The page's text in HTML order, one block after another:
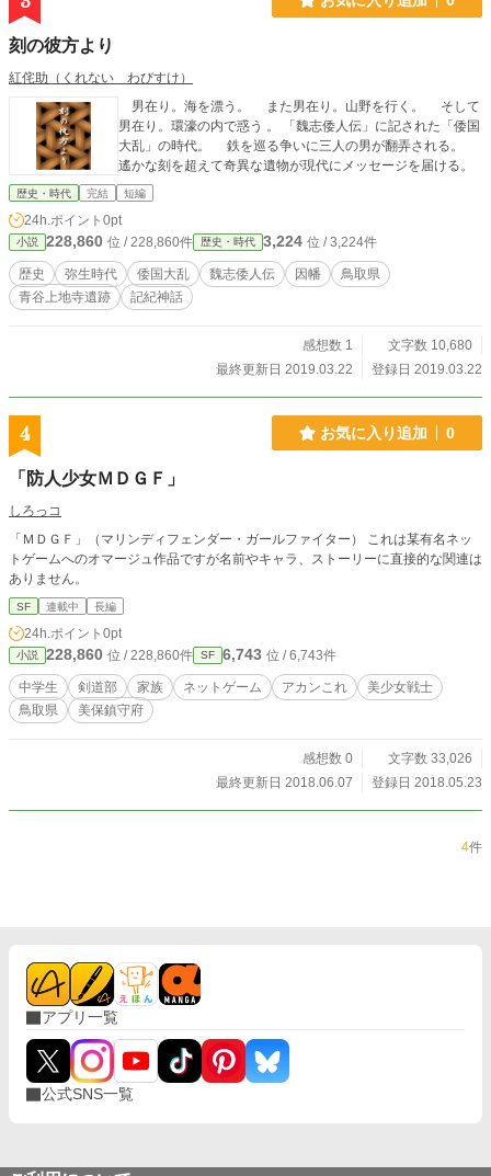
刻の彼方より
紅侘助（くれない わびすけ）
男在り。海を漂う。 また男在り。山野を行く。 そして
男在り。環濠の内で惑う 。 「魏志倭人伝」に記された「倭国
大乱」の時代。 鉄を巡る争いに三人の男が翻弄される。
遙かな刻を超えて奇異な遺物が現代にメッセージを届ける。
歴史・時代 完結 短編
24h.ポイント 0pt
小説 228,860 位 / 228,860件 歴史・時代 3,224 位 / 3,224件
歴史 弥生時代 倭国大乱 魏志倭人伝 因幡
鳥取県
青谷上地寺遺跡
記紀神話
感想数 1
文字数 10,680
最終更新日 2019.03.22
登録日 2019.03.22
4 お気に入り追加 0
「防人少女ＭＤＧＦ」
しろっコ
「ＭＤＧＦ」（マリンディフェンダー・ガールファイター） これは某有名ネッ
トゲームへのオマージュ作品ですが名前やキャラ、ストーリーに直接的な関連は
ありません。
SF 連載中 長編
24h.ポイント 0pt
小説 228,860 位 / 228,860件 SF 6,743 位 / 6,743件
中学生 剣道部 家族 ネットゲーム アカンこれ
美少女戦士
鳥取県
美保鎮守府
感想数 0
文字数 33,026
最終更新日 2018.06.07
登録日 2018.05.23
4件
アプリ一覧
公式SNS一覧